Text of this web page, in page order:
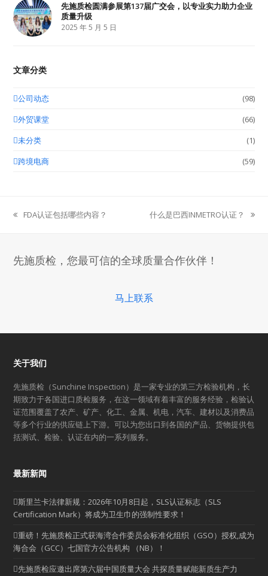
先施质检圆满参展第137届广交会，以专业实力助力企业
质量升级
2025 年 5 月 5 日
文章分类
公司动态
(98)
外贸课堂
(66)
未分类
(1)
跨境电商
(59)
previous
FDA认证包括哪些内容？
next
什么是巴西INMETRO认证？
先施质检，您最可信的全球质量合作伙伴！
马上联系
关于我们
先施质检（Sunchine Inspection）是一家专业的第三方检验机构，长
期致力于各国进口质检服务，在这一领域有着丰富的服务经验，检验认
证范围覆盖了农产、矿产、化工、金属、机电，汽车、建材以及消费品
等多个行业的供应链上下游。可以为您出口到各国的产品、货物提供包
括测试、检验、认证在内的一系列服务。
最新新闻
斯里兰卡法律新规：2026年10月8日起，SLS认证标志（SLS
Certification Mark）将成为卫生巾的强制性要求！
重磅！先施质检正式获海湾合作委员会标准化组织（GSO）授权,成为
海合会（GCC）七国官方公告机构 （NB）！
先施质检应邀出席第六届中国质量大会 共探质量赋能新质生产力